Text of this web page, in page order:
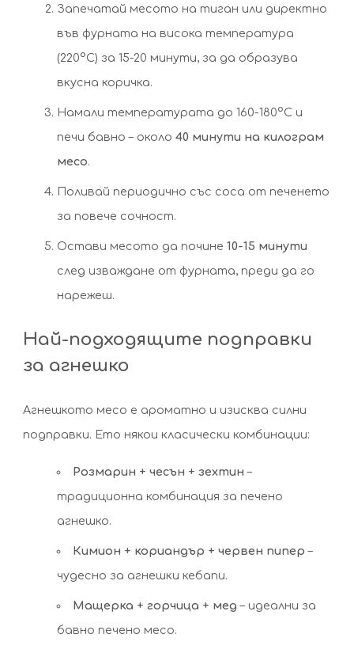
Запечатай месото на тиган или директно
във фурната на висока температура
(220°C) за 15-20 минути, за да образува
вкусна коричка.
Намали температурата до 160-180°C и
печи бавно – около40 минути на килограм
месо.
Поливай периодично със соса от печенето
за повече сочност.
Остави месото да почине10-15 минути
след изваждане от фурната, преди да го
нарежеш.
Най-подходящите подправки
за агнешко
Агнешкото месо е ароматно и изисква силни
подправки. Ето някои класически комбинации:
Розмарин + чесън + зехтин –
традиционна комбинация за печено
агнешко.
Кимион + кориандър + червен пипер –
чудесно за агнешки кебапи.
Мащерка + горчица + мед – идеални за
бавно печено месо.